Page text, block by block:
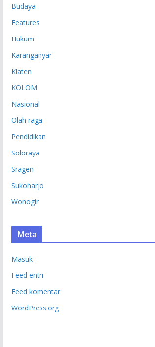
Budaya
Features
Hukum
Karanganyar
Klaten
KOLOM
Nasional
Olah raga
Pendidikan
Soloraya
Sragen
Sukoharjo
Wonogiri
Meta
Masuk
Feed entri
Feed komentar
WordPress.org